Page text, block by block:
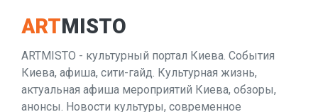
ARTMISTO
ARTMISTO - культурный портал Киева. События
Киева, афиша, сити-гайд. Культурная жизнь,
актуальная афиша мероприятий Киева, обзоры,
анонсы. Новости культуры, современное